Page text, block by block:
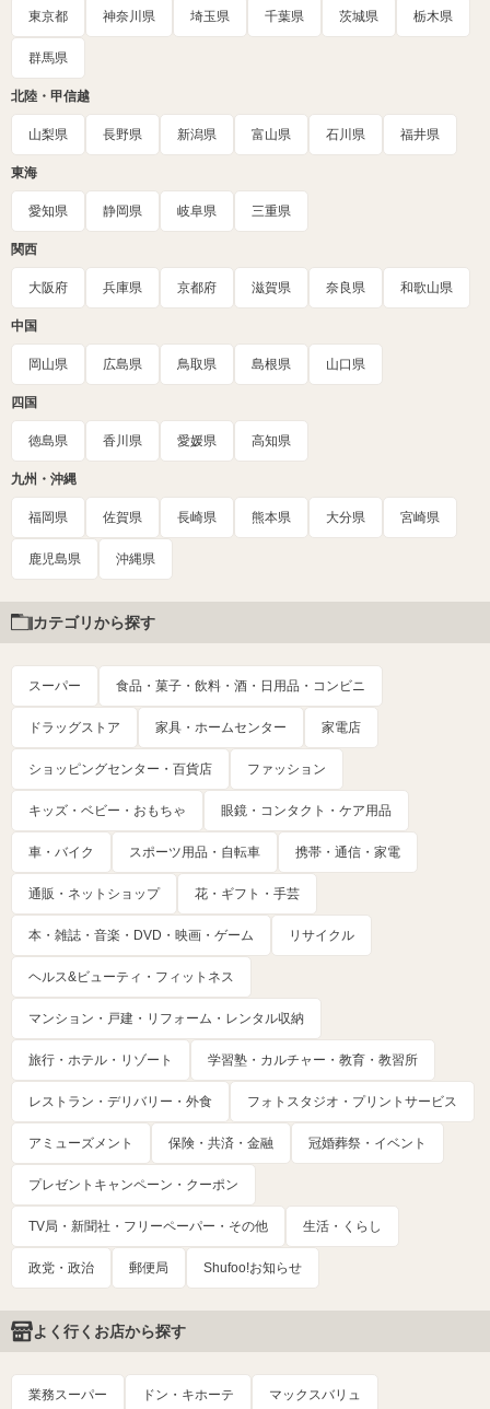
東京都 神奈川県 埼玉県 千葉県 茨城県 栃木県
群馬県
北陸・甲信越
山梨県 長野県 新潟県 富山県 石川県 福井県
東海
愛知県 静岡県 岐阜県 三重県
関西
大阪府 兵庫県 京都府 滋賀県 奈良県 和歌山県
中国
岡山県 広島県 鳥取県 島根県 山口県
四国
徳島県 香川県 愛媛県 高知県
九州・沖縄
福岡県 佐賀県 長崎県 熊本県 大分県 宮崎県
鹿児島県 沖縄県
カテゴリから探す
スーパー 食品・菓子・飲料・酒・日用品・コンビニ
ドラッグストア 家具・ホームセンター 家電店
ショッピングセンター・百貨店 ファッション
キッズ・ベビー・おもちゃ 眼鏡・コンタクト・ケア用品
車・バイク スポーツ用品・自転車 携帯・通信・家電
通販・ネットショップ 花・ギフト・手芸
本・雑誌・音楽・DVD・映画・ゲーム リサイクル
ヘルス&ビューティ・フィットネス
マンション・戸建・リフォーム・レンタル収納
旅行・ホテル・リゾート 学習塾・カルチャー・教育・教習所
レストラン・デリバリー・外食 フォトスタジオ・プリントサービス
アミューズメント 保険・共済・金融 冠婚葬祭・イベント
プレゼントキャンペーン・クーポン
TV局・新聞社・フリーペーパー・その他 生活・くらし
政党・政治 郵便局 Shufoo!お知らせ
よく行くお店から探す
業務スーパー ドン・キホーテ マックスバリュ